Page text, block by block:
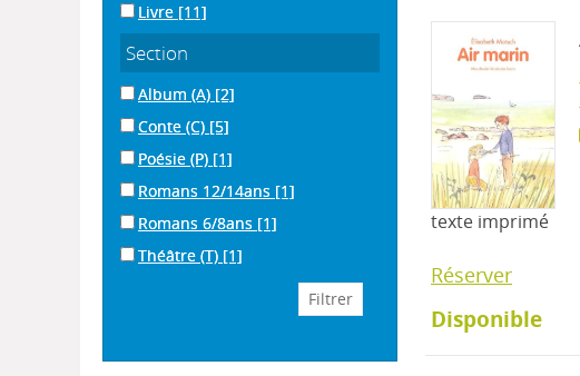
Livre [11]
Section
Album (A) [2]
Conte (C) [5]
Poésie (P) [1]
Romans 12/14ans [1]
Romans 6/8ans [1]
Théâtre (T) [1]
texte imprimé
Réserver
Disponible